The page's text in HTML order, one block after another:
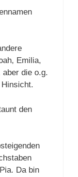
Emilia,
aber die o.g.
den
Da bin